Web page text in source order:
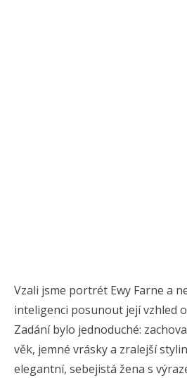
Vzali jsme portrét Ewy Farne a
inteligenci posunout její vzhled
Zadání bylo jednoduché:
věk, jemné vrásky a zralejší
elegantní, sebejistá žena s